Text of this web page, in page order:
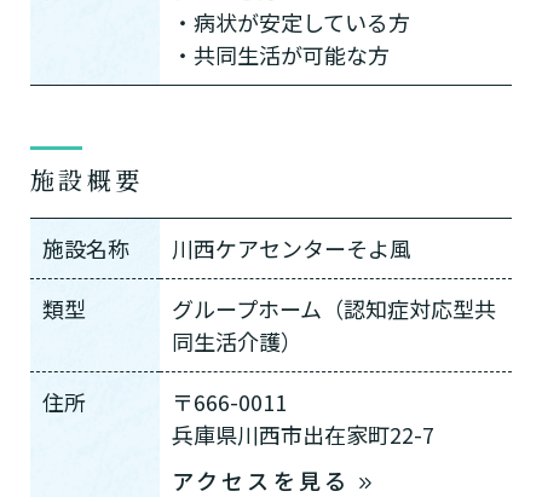
・病状が安定している方
・共同生活が可能な方
施設概要
施設名称
川西ケアセンターそよ風
類型
グループホーム（認知症対応型共
同生活介護）
住所
〒666-0011
兵庫県川西市出在家町22-7
アクセスを見る